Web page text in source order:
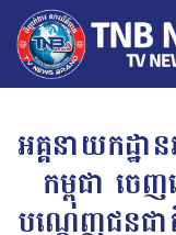
អគ្គនាយកដ្ឋា
កម្ពុជា ចេ
បណ្តេញជនជ